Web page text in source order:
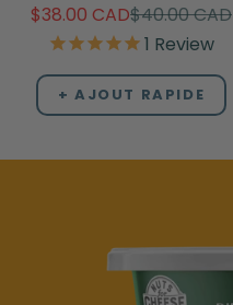
Sale price
$38.00 CADRegular price
$40.00 CAD
1 Review
+ AJOUT RAPIDE